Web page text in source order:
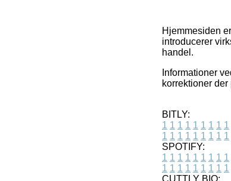
Hjemmesiden
introducerer
handel.
Informationer
korrektioner
BITLY:
1 1 1 1 1 1 1 1 1
1 1 1 1 1 1 1 1 1
SPOTIFY:
1 1 1 1 1 1 1 1 1
1 1 1 1 1 1 1 1 1
CUTTLY BIO: